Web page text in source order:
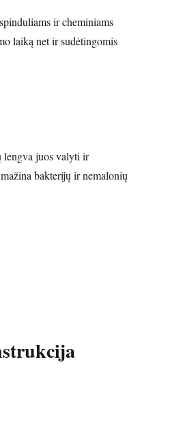
ir cheminiams
laiką net ir sudėtingomis
lengva juos valyti ir
bakterijų ir nemalonių